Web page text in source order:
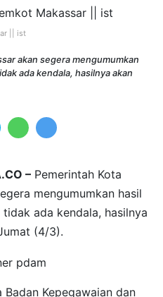
|| ist
akan segera mengumumkan
ada kendala, hasilnya akan
– Pemerintah Kota
mengumumkan hasil
ada kendala, hasilnya
(4/3).
Kepegawaian dan